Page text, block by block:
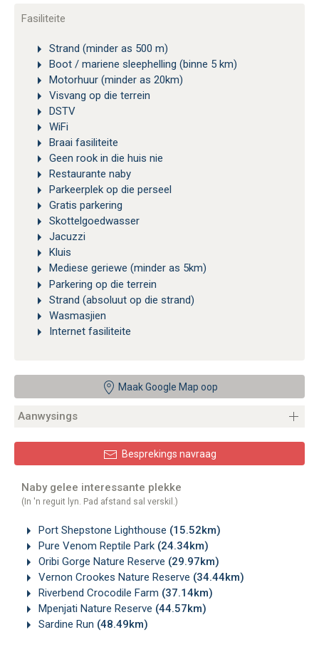
Fasiliteite
Strand (minder as 500 m)
Boot / mariene sleephelling (binne 5 km)
Motorhuur (minder as 20km)
Visvang op die terrein
DSTV
WiFi
Braai fasiliteite
Geen rook in die huis nie
Restaurante naby
Parkeerplek op die perseel
Gratis parkering
Skottelgoedwasser
Jacuzzi
Kluis
Mediese geriewe (minder as 5km)
Parkering op die terrein
Strand (absoluut op die strand)
Wasmasjien
Internet fasiliteite
Maak Google Map oop
Aanwysings
Besprekings navraag
Naby gelee interessante plekke
(In 'n reguit lyn. Pad afstand sal verskil.)
Port Shepstone Lighthouse (15.52km)
Pure Venom Reptile Park (24.34km)
Oribi Gorge Nature Reserve (29.97km)
Vernon Crookes Nature Reserve (34.44km)
Riverbend Crocodile Farm (37.14km)
Mpenjati Nature Reserve (44.57km)
Sardine Run (48.49km)